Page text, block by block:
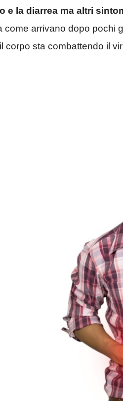
e la diarrea ma altri
come arrivano dopo pochi
corpo sta combattendo il